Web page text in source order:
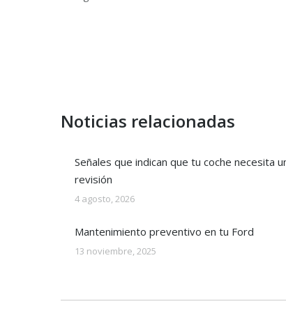
Noticias relacionadas
Señales que indican que tu coche necesita
revisión
4 agosto, 2026
Mantenimiento preventivo en tu Ford
13 noviembre, 2025